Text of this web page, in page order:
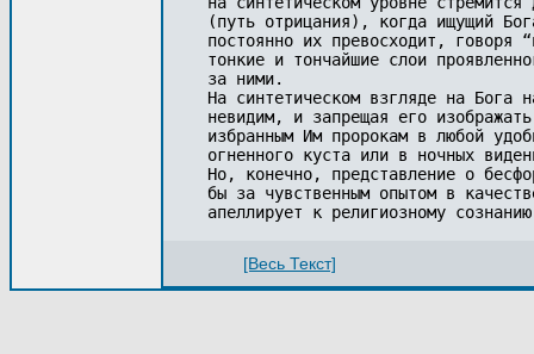
(путь отрицания), когда ищущий
постоянно их превосходит,
тонкие и тончайшие слои
за ними.
На синтетическом взгляде на
невидим, и запрещая его
избранным Им пророкам в любой
огненного куста или в ночных
Но, конечно, представление о
бы за чувственным опытом в
[Весь Текст]